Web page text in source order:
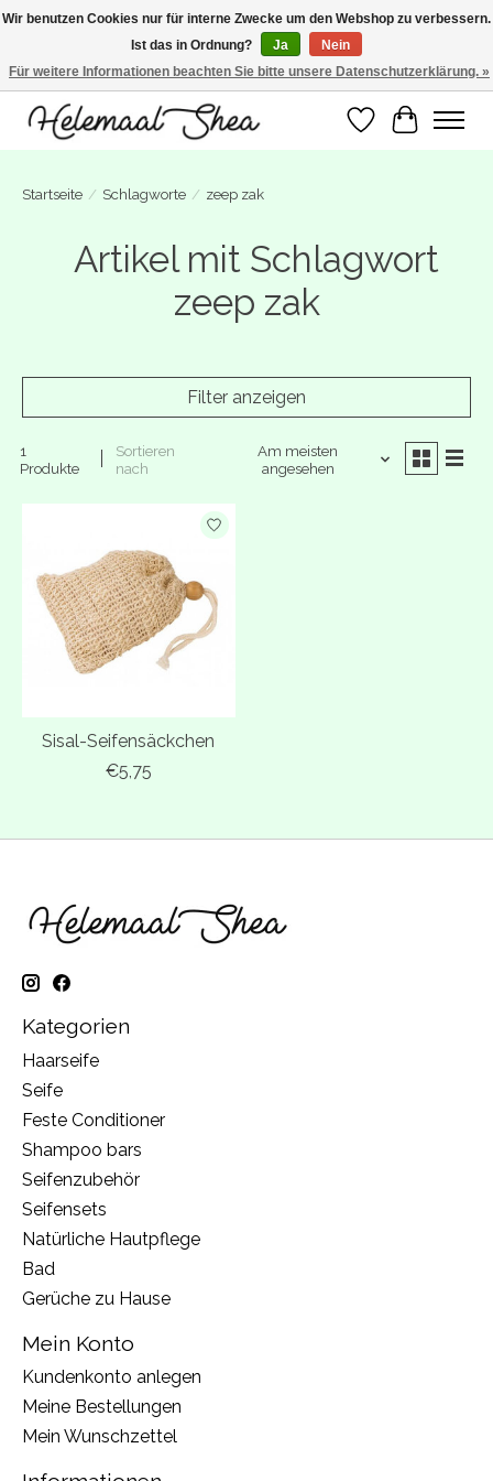
SUMMER BREAK! Wij zijn gesloten van 27 juli t/m 16 augustus. Bestellen is nog
wel mogelijk. Alle bestellingen worden vanaf 17 augustus in behandeling
genomen.
Wunschzettel
Ihr
Startseite / Schlagworte / zeep zak
Artikel mit Schlagwort
zeep zak
Filter anzeigen
1
Produkte
Sortieren
nach
Am meisten
angesehen
Sisal-Seifensäckchen
€5,75
Kategorien
Haarseife
Seife
Feste Conditioner
Shampoo bars
Seifenzubehör
Seifensets
Natürliche Hautpflege
Bad
Gerüche zu Hause
Mein Konto
Kundenkonto anlegen
Meine Bestellungen
Mein Wunschzettel
Wir benutzen Cookies nur für interne Zwecke um den Webshop zu verbessern.
Ist das in Ordnung?
Ja
Nein
Für weitere Informationen beachten Sie bitte unsere Datenschutzerklärung. »